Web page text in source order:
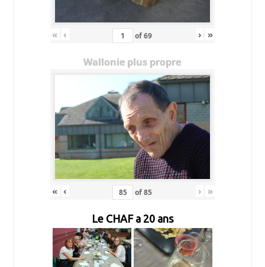
« ‹ of69 › »
Wallonie plus propre
« ‹ of85 › »
Le CHAF a 20 ans